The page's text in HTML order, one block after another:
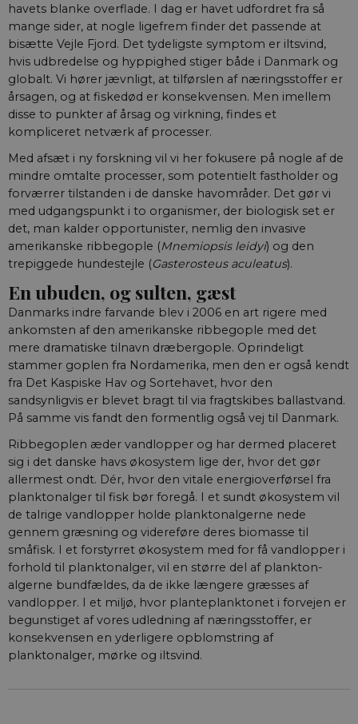
havets blanke overflade. I dag er havet udfordret fra så
mange sider, at nogle ligefrem finder det passende at
bisætte Vejle Fjord. Det tydeligste symptom er iltsvind,
hvis udbredelse og hyppighed stiger både i Danmark og
globalt. Vi hører jævnligt, at tilførslen af næringsstoffer er
årsagen, og at fiskedød er konsekvensen. Men imellem
disse to punkter af årsag og virkning, findes et
kompliceret netværk af processer.
Med afsæt i ny forskning vil vi her fokusere på nogle af de
mindre omtalte processer, som potentielt fastholder og
forværrer tilstanden i de danske hav­områder. Det gør vi
med udgangspunkt i to organismer, der biologisk set er
det, man kalder opportunister, nemlig den invasive
amerikanske ribbegople (Mnemiopsis leidyi) og den
trepiggede hundestejle (Gasterosteus aculeatus).
En ubuden, og sulten, gæst
Danmarks indre farvande blev i 2006 en art rigere med
ankomsten af den amerikanske ribbegople med det
mere dramatiske tilnavn dræbergople. Oprindeligt
stammer goplen fra Nordamerika, men den er også kendt
fra Det Kaspiske Hav og Sortehavet, hvor den
sandsynligvis er blevet bragt til via fragtskibes ballastvand.
På samme vis fandt den formentlig også vej til Danmark.
Ribbegoplen æder vandlopper og har dermed placeret
sig i det danske havs økosystem lige der, hvor det gør
allermest ondt. Dér, hvor den vitale energioverførsel fra
planktonalger til fisk bør foregå. I et sundt økosystem vil
de talrige vandlopper holde planktonalgerne nede
gennem græsning og videreføre deres biomasse til
småfisk. I et forstyrret økosystem med for få vandlopper i
forhold til plankton­alger, vil en større del af plankton­
algerne bundfældes, da de ikke længere græsses af
vandlopper. I et miljø, hvor planteplanktonet i forvejen er
begunstiget af vores udledning af næringsstoffer, er
konsekvensen en yderligere opblomstring af
planktonalger, mørke og iltsvind.